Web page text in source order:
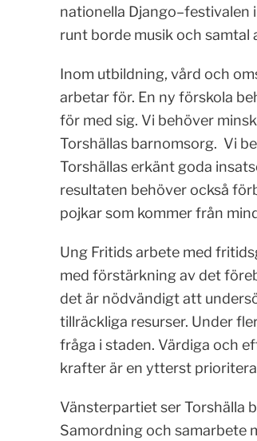
nationella
runt borde musik och samtal
Inom utbildning, vård och
arbetar för. En ny förskola
för med sig. Vi behöver
Torshällas barnomsorg. Vi
Torshällas erkänt goda
resultaten behöver också
pojkar som kommer från
Ung Fritids arbete med
med förstärkning av det
det är nödvändigt att
tillräckliga resurser. Under
fråga i staden. Värdiga och
krafter är en ytterst
Vänsterpartiet ser Torshälla
Samordning och samarbete